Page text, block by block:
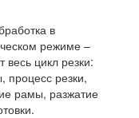
в
режиме –
весь цикл резки:
процесс резки,
рамы, разжатие